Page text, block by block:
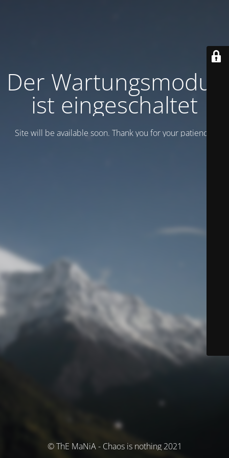
Der Wartungsmodus
ist eingeschaltet
Site will be available soon. Thank you for your patience!
© ThE MaNiA - Chaos is nothing 2021